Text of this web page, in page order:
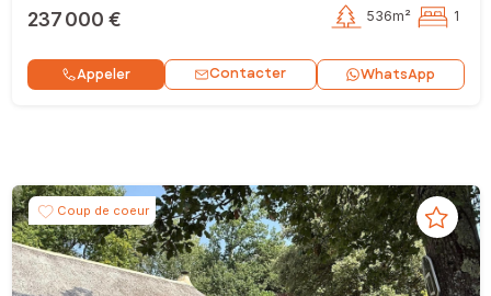
237 000 € 536m² 1
Appeler Contacter WhatsApp
Coup de coeur